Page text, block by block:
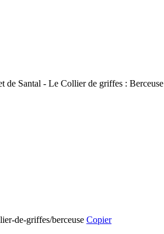
de Santal - Le Collier de griffes : Berceuse
de-griffes/berceuse Copier